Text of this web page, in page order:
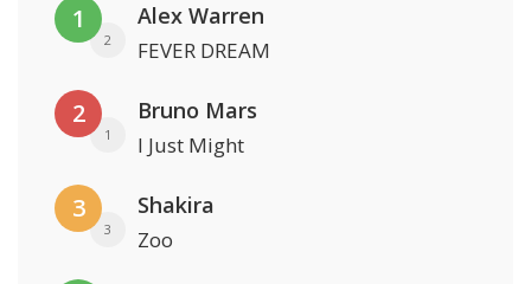
1
2
Alex Warren
FEVER DREAM
2
1
Bruno Mars
I Just Might
3
3
Shakira
Zoo